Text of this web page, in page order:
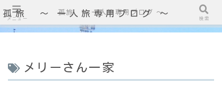
孤旅 〜 一人旅専用ブログ ～
メリーさん一家
メニュー
孤旅 〜 一人旅専用ブログ ～
検索